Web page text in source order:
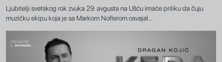
Ljubitelji svetskog rok zvuka 29. avgusta na Ušću imaće priliku da čuju
muzičku ekipu koja je sa Markom Noflerom osvajal...